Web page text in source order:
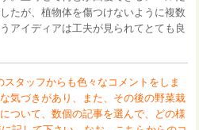
たが、植物体を傷つけないように複数
アイディアは工夫が見られてとても良
タッフからも色々なコメントをしま
気づきがあり、また、その後の野菜栽
ついて、数個の記事を選んで、どの様